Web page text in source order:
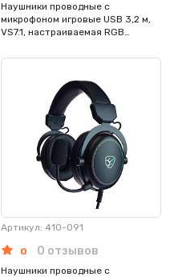
Наушники проводные с
микрофоном игровые USB 3,2 м,
VS7.1, настраиваемая RGB
Артикул: 410-091
0 0 отзывов
Наушники проводные с